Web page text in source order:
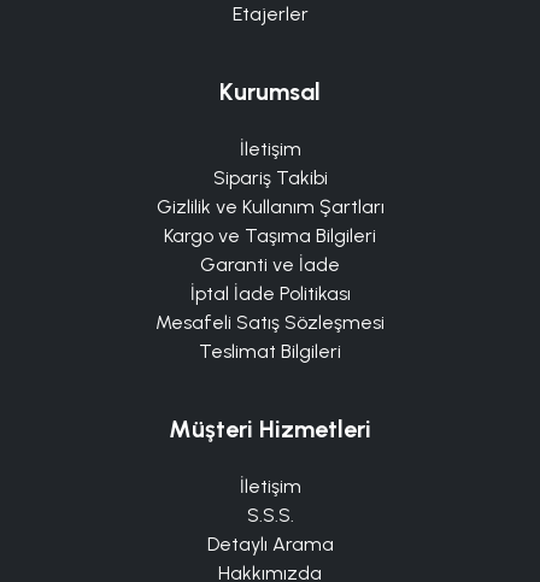
Etajerler
Kurumsal
İletişim
Sipariş Takibi
Gizlilik ve Kullanım Şartları
Kargo ve Taşıma Bilgileri
Garanti ve İade
İptal İade Politikası
Mesafeli Satış Sözleşmesi
Teslimat Bilgileri
Müşteri Hizmetleri
İletişim
S.S.S.
Detaylı Arama
Hakkımızda